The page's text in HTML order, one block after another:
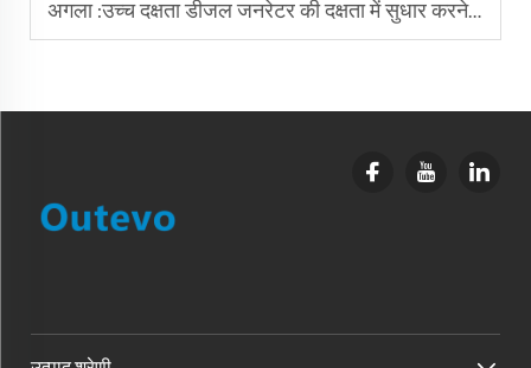
अगला :उच्च दक्षता डीजल जनरेटर की दक्षता में सुधार करने के लिए कौन-से रखरखाव चरण अपनाए जाते हैं?